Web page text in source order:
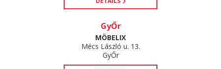
GyŐr
MÖBELIX
Mécs László u. 13.
GyŐr